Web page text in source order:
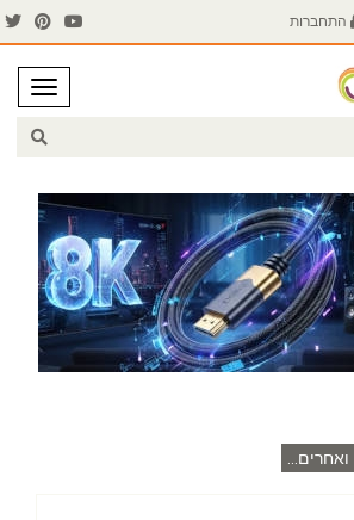
התחברות